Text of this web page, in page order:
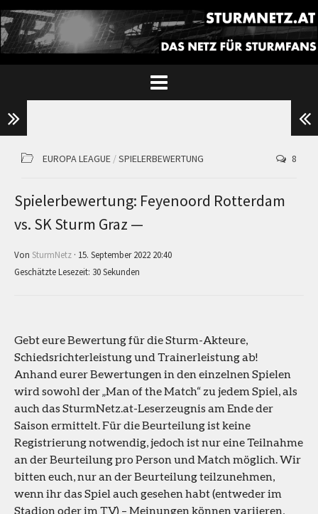
EUROPA LEAGUE /SPIELERBEWERTUNG 8
Spielerbewertung: Feyenoord Rotterdam
vs. SK Sturm Graz —
Von SturmNetz · 15. September 2022 20:40
Geschätzte Lesezeit: 30 Sekunden
Gebt eure Bewertung für die Sturm-Akteure,
Schiedsrichterleistung und Trainerleistung ab!
Anhand eurer Bewertungen in den einzelnen Spielen
wird sowohl der „Man of the Match“ zu jedem Spiel, als
auch das SturmNetz.at-Leserzeugnis am Ende der
Saison ermittelt. Für die Beurteilung ist keine
Registrierung notwendig, jedoch ist nur eine Teilnahme
an der Beurteilung pro Person und Match möglich. Wir
bitten euch, nur an der Beurteilung teilzunehmen,
wenn ihr das Spiel auch gesehen habt (entweder im
Stadion oder im TV) – Meinungen können variieren,